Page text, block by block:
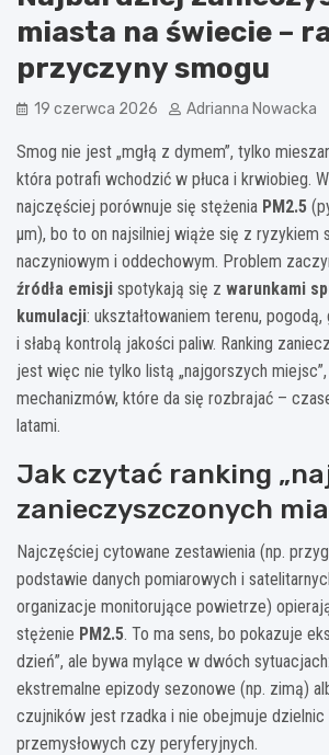
miasta na świecie –
przyczyny smogu
19 czerwca 2026 Adrianna Nowacka
Smog nie jest „mgłą z dymem”, tylko
która potrafi wchodzić w płuca i krwiobieg.
najczęściej porównuje się stężenia PM2.5
μm), bo to on najsilniej wiąże się z ryzykiem
naczyniowym i oddechowym. Problem
źródła emisji spotykają się z warunkami
kumulacji: ukształtowaniem terenu,
i słabą kontrolą jakości paliw. Ranking
jest więc nie tylko listą „najgorszych
mechanizmów, które da się rozbrajać –
latami.
Jak czytać ranking
zanieczyszczonych
Najczęściej cytowane zestawienia (np.
podstawie danych pomiarowych i
organizacje monitorujące powietrze)
stężenie PM2.5. To ma sens, bo pokazuje
dzień”, ale bywa mylące w dwóch
ekstremalne epizody sezonowe (np. zimą)
czujników jest rzadka i nie obejmuje dzielnic
przemysłowych czy peryferyjnych.